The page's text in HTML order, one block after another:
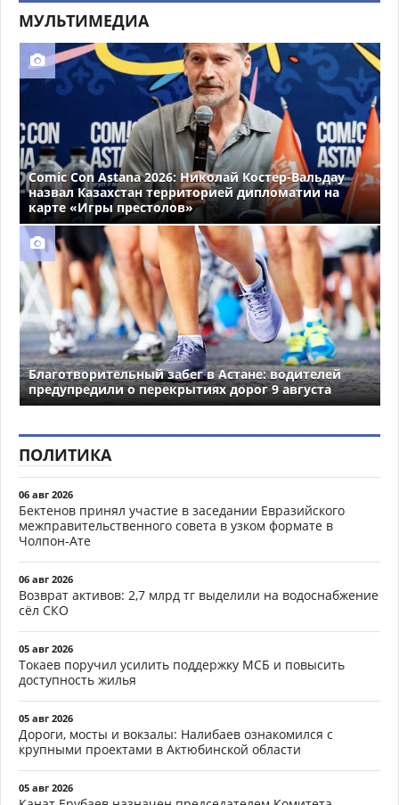
МУЛЬТИМЕДИА
Comic Con Astana 2026: Николай Костер-Вальдау
назвал Казахстан территорией дипломатии на
карте «Игры престолов»
Благотворительный забег в Астане: водителей
предупредили о перекрытиях дорог 9 августа
ПОЛИТИКА
06 авг 2026
Бектенов принял участие в заседании Евразийского
межправительственного совета в узком формате в
Чолпон-Ате
06 авг 2026
Возврат активов: 2,7 млрд тг выделили на водоснабжение
сёл СКО
05 авг 2026
Токаев поручил усилить поддержку МСБ и повысить
доступность жилья
05 авг 2026
Дороги, мосты и вокзалы: Налибаев ознакомился с
крупными проектами в Актюбинской области
05 авг 2026